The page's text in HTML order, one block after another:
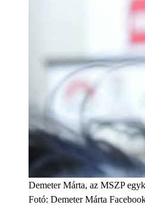
Demeter Márta, az MSZP
Fotó: Demeter Márta